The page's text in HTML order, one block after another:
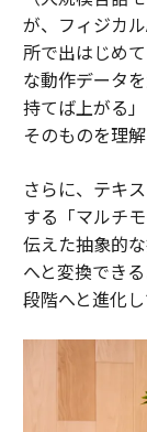
が、フィジカ
所で出はじめ
な動作データ
持てば上がる
そのものを理
さらに、テキ
する「マルチ
伝えた抽象的
へと変換でき
段階へと進化し